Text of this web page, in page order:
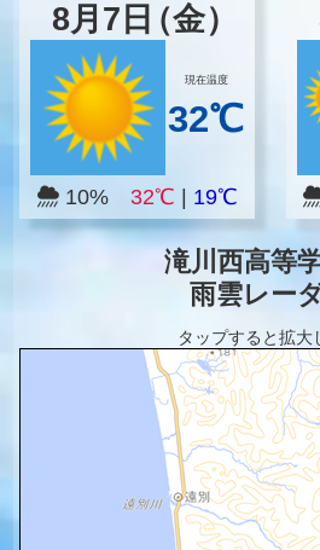
8月 7 日（金）
現在温度
32℃
10% 32℃ 19℃
滝川西高等
雨雲レー
タップすると拡大